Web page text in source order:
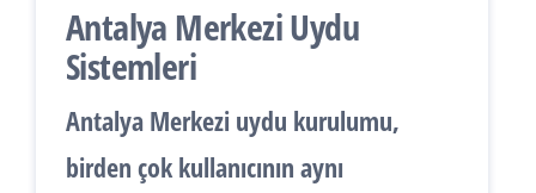
Antalya Merkezi Uydu
Sistemleri
Antalya Merkezi uydu kurulumu,
birden çok kullanıcının aynı